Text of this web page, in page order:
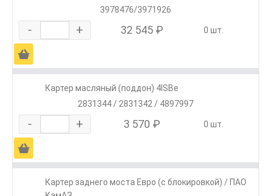
3978476/3971926
- + 32 545 ₽ 0 шт.
Ä
Картер масляный (поддон) 4ISBe
2831344 / 2831342 / 4897997
- + 3 570 ₽ 0 шт.
Ä
Картер заднего моста Евро (с блокировкой) / ПАО